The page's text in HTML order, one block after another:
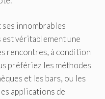
innombrables
est véritablement une
rencontres, à condition
préfériez les méthodes
et les bars, ou les
applications de